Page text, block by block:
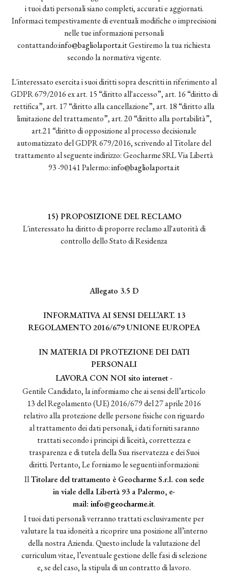
i tuoi dati personali siano completi, accurati e aggiornati.
Informaci tempestivamente di eventuali modifiche o imprecisioni
nelle tue informazioni personali
contattando:info@bagliolaporta.itGestiremo la tua richiesta
secondo la normativa vigente.
L'interessato esercita i suoi diritti sopra descritti in riferimento al
GDPR 679/2016 ex art. 15 “diritto all'accesso”, art. 16 “diritto di
rettifica”, art. 17 “diritto alla cancellazione”, art. 18 “diritto alla
limitazione del trattamento”, art. 20 “diritto alla portabilità”,
art.21 “diritto di opposizione al processo decisionale
automatizzato del GDPR 679/2016, scrivendo al Titolare del
trattamento al seguente indirizzo: Geocharme SRL Via Libertà
93 -90141 Palermo:info@bagliolaporta.it
15) PROPOSIZIONE DEL RECLAMO
L'interessato ha diritto di proporre reclamo all'autorità di
controllo dello Stato di Residenza
Allegato 3.5 D
INFORMATIVA AI SENSI DELL’ART. 13
REGOLAMENTO 2016/679 UNIONE EUROPEA
IN MATERIA DI PROTEZIONE DEI DATI
PERSONALI
LAVORA CON NOI sito internet -
Gentile Candidato, la informiamo che ai sensi dell’articolo
13 del Regolamento (UE) 2016/679 del 27 aprile 2016
relativo alla protezione delle persone fisiche con riguardo
al trattamento dei dati personali, i dati forniti saranno
trattati secondo i principi di liceità, correttezza e
trasparenza e di tutela della Sua riservatezza e dei Suoi
diritti. Pertanto, Le forniamo le seguenti informazioni:
Il Titolare del trattamento è Geocharme S.r.l. con sede
in viale della Libertà 93 a Palermo, e-
mail: info@geocharme.it.
I tuoi dati personali verranno trattati esclusivamente per
valutare la tua idoneità a ricoprire una posizione all’interno
della nostra Azienda. Questo include la valutazione del
curriculum vitae, l’eventuale gestione delle fasi di selezione
e, se del caso, la stipula di un contratto di lavoro.